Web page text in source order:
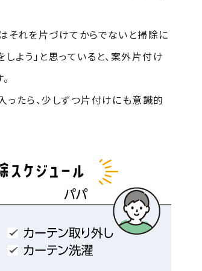
それを片づけてからでないと掃除に
よう」と思っていると、案外片付け
たら、少しずつ片付けにも意識的